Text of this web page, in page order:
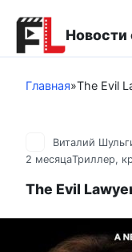
контенту
Новости
Главная»The Evil
Виталий
2 месяцаТриллер,
The Evil